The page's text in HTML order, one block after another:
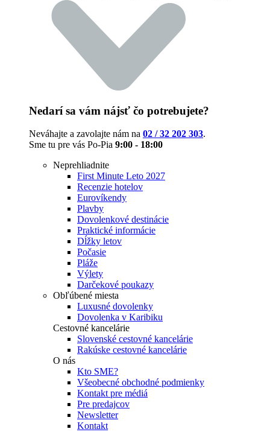
Nedarí sa vám nájsť čo potrebujete?
Neváhajte a zavolajte nám na 02 / 32 202 303.
Sme tu pre vás Po-Pia 9:00 - 18:00
Neprehliadnite
First Minute Leto 2027
Recenzie hotelov
Eurovíkendy
Plavby
Dovolenkové destinácie
Praktické informácie
Dĺžky letov
Počasie
Pláže
Výlety
Darčekové poukazy
Obľúbené miesta
Luxusné dovolenky
Dovolenka v Karibiku
Cestovné kancelárie
Slovenské cestovné kancelárie
Rakúske cestovné kancelárie
O nás
Kto SME?
Všeobecné obchodné podmienky
Kontakt pre médiá
Pre predajcov
Newsletter
Kontakt